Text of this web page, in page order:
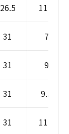
26.5 11.5
31 7
31 9
31 9.5
31 11.5